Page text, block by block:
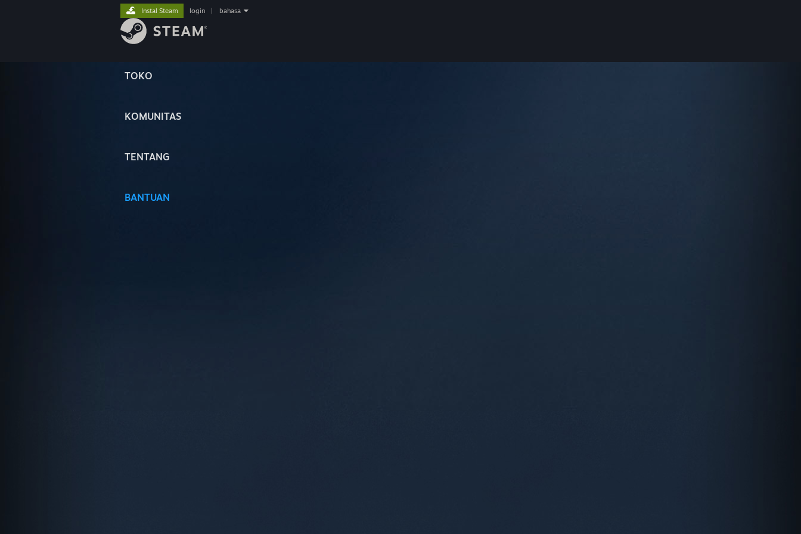
TOKO
KOMUNITAS
TENTANG
BANTUAN
Instal Steam login bahasa